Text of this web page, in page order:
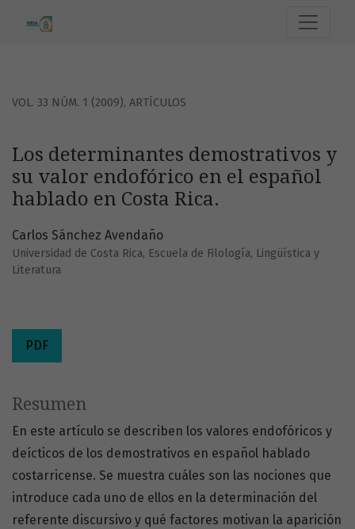
VOL. 33 NÚM. 1 (2009), ARTÍCULOS
Los determinantes demostrativos y
su valor endofórico en el español
hablado en Costa Rica.
Carlos Sánchez Avendaño
Universidad de Costa Rica, Escuela de Filología, Lingüística y
Literatura
PDF
Resumen
En este artículo se describen los valores endofóricos y
deícticos de los demostrativos en español hablado
costarricense. Se muestra cuáles son las nociones que
introduce cada uno de ellos en la determinación del
referente discursivo y qué factores motivan la aparición